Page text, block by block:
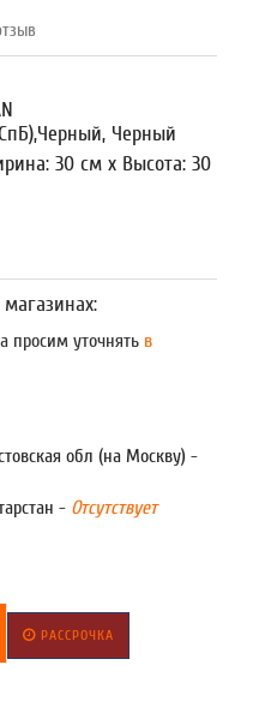
Черный
30 см x Высота: 30
просим уточнять в
обл (на Москву) -
- Отсутствует
РАССРОЧКА